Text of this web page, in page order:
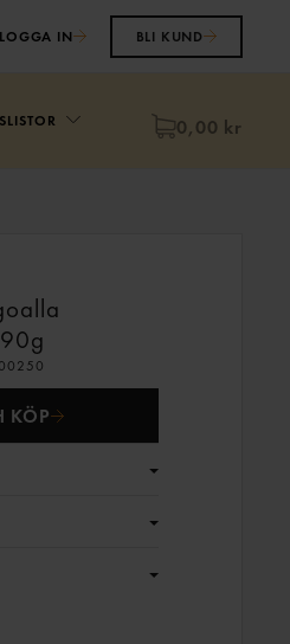
LOGGA IN BLI KUND
0,00 kr
KÖP